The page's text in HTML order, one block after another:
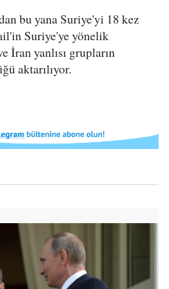
bu yana Suriye'yi 18 kez
Suriye'ye yönelik
İran yanlısı grupların
aktarılıyor.